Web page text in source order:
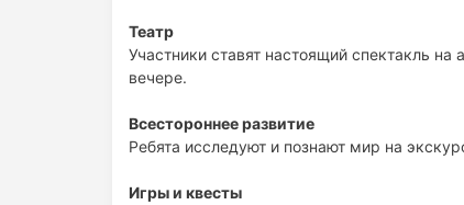
Театр
Участники ставят настоящий спектакль
вечере.
Всестороннее развитие
Ребята исследуют и познают мир на
Игры и квесты